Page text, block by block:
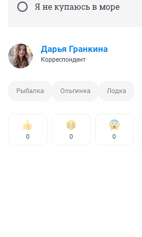
Я не купаюсь в море
Дарья Гранкина
Корреспондент
Рыбалка Ольгинка Лодка
0 0 0